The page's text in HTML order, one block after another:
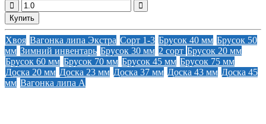
Купить
Хвоя Вагонка липа Экстра Сорт 1-3 Брусок 40 мм Брусок 50
мм Зимний инвентарь Брусок 30 мм 2 сорт Брусок 20 мм
Брусок 60 мм Брусок 70 мм Брусок 45 мм Брусок 75 мм
Доска 20 мм Доска 23 мм Доска 37 мм Доска 43 мм Доска 45
мм Вагонка липа А